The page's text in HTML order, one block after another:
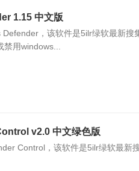
1.15 中文版
，该软件是5ilr绿软最新搜
用windows...
v2.0 中文绿色版
Control，该软件是5ilr绿软最新